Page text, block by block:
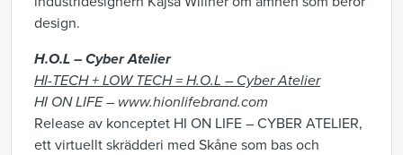
design.
H.O.L – Cyber Atelier
HI-TECH + LOW TECH =H.O.L – Cyber Atelier
HI ON LIFE – www.hionlifebrand.com
Release av konceptet HI ON LIFE – CYBER ATELIER,
ett virtuellt skrädderi med Skåne som bas och